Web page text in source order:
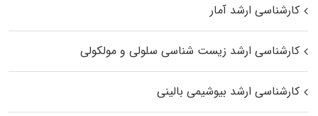
کارشناسی ارشد آمار
کارشناسی ارشد زیست شناسی سلولی و مولکولی
کارشناسی ارشد بیوشیمی بالینی